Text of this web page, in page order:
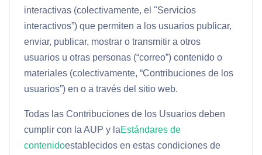
interactivas (colectivamente, el "Servicios
interactivos”) que permiten a los usuarios publicar,
enviar, publicar, mostrar o transmitir a otros
usuarios u otras personas (“correo”) contenido o
materiales (colectivamente, “Contribuciones de los
usuarios”) en o a través del sitio web.
Todas las Contribuciones de los Usuarios deben
cumplir con la AUP y laEstándares de
contenidoestablecidos en estas condiciones de